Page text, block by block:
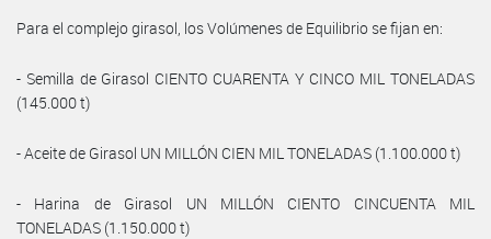
Para el complejo girasol, los Volúmenes de Equilibrio se fijan en:
- Semilla de Girasol CIENTO CUARENTA Y CINCO MIL TONELADAS
(145.000 t)
- Aceite de Girasol UN MILLÓN CIEN MIL TONELADAS (1.100.000 t)
- Harina de Girasol UN MILLÓN CIENTO CINCUENTA MIL
TONELADAS (1.150.000 t)